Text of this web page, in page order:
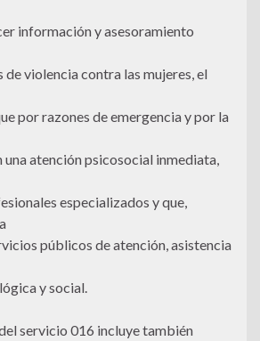
información y asesoramiento
violencia contra las mujeres, el
por razones de emergencia y por la
atención psicosocial inmediata,
especializados y que,
públicos de atención, asistencia
y social.
servicio 016 incluye también